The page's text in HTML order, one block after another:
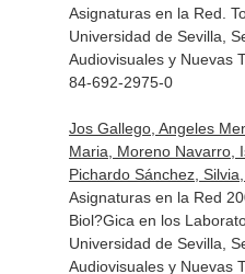
Asignaturas en la Red.
Universidad de Sevilla,
Audiovisuales y Nuevas
84-692-2975-0
Jos Gallego, Angeles
Maria, Moreno Navarro,
Pichardo Sánchez,
Asignaturas en la Red
Biol?Gica en los
Universidad de Sevilla,
Audiovisuales y Nuevas